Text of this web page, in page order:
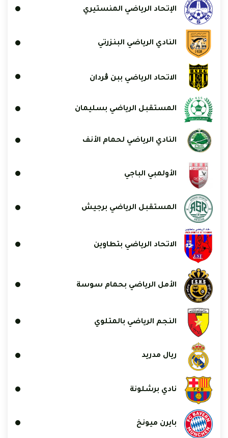
الإتحاد الرياضي المنستيري
النادي الرياضي البنزرتي
الاتحاد الرياضي ببن ڨردان
المستقبل الرياضي بسليمان
النادي الرياضي لحمام الأنف
الأولمبي الباجي
المستقبل الرياضي برجيش
الاتحاد الرياضي بتطاوين
الأمل الرياضي بحمام سوسة
النجم الرياضي بالمتلوي
ريال مدريد
نادي برشلونة
بايرن ميونخ